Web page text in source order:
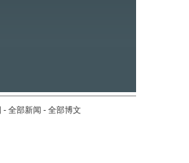
- 全部新闻 - 全部博文